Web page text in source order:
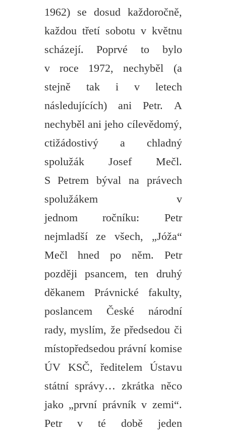
1962) se dosud každoročně,
každou třetí sobotu v květnu
scházejí. Poprvé to bylo
v roce 1972, nechyběl (a
stejně tak i v letech
následujících) ani Petr. A
nechyběl ani jeho cílevědomý,
ctižádostivý a chladný
spolužák Josef Mečl.
S Petrem býval na právech
spolužákem v
jednom ročníku: Petr
nejmladší ze všech, „Jóža“
Mečl hned po něm. Petr
později psancem, ten druhý
děkanem Právnické fakulty,
poslancem České národní
rady, myslím, že předsedou či
místopředsedou právní komise
ÚV KSČ, ředitelem Ústavu
státní správy… zkrátka něco
jako „první právník v zemi“.
Petr v té době jeden